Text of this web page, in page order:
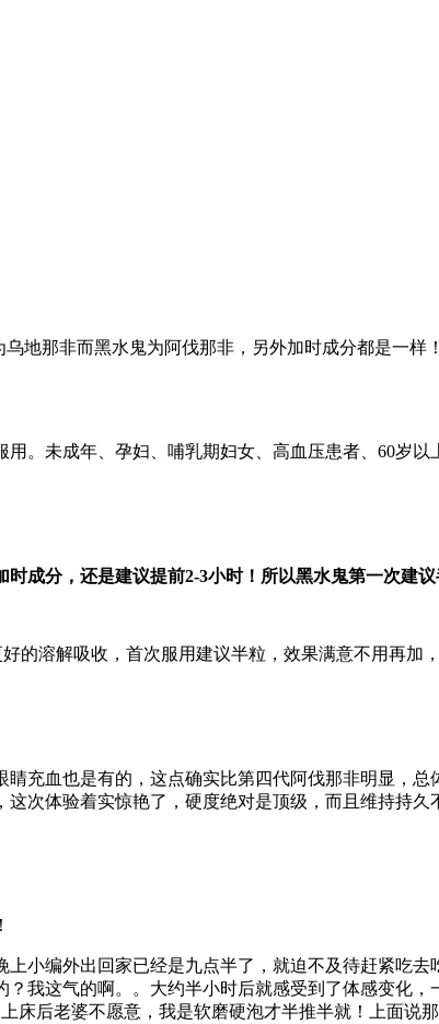
地那非而黑水鬼为阿伐那非，另外加时成分都是一样
。未成年、孕妇、哺乳期妇女、高血压患者、60岁
成分，还是建议提前2-3小时！所以黑水鬼第一次建议
溶解吸收，首次服用建议半粒，效果满意不用再加
充血也是有的，这点确实比第四代阿伐那非明显，总
次体验着实惊艳了，硬度绝对是顶级，而且维持持
小编外出回家已经是九点半了，就迫不及待赶紧吃
我这气的啊。。大约半小时后就感受到了体感变化
后老婆不愿意，我是软磨硬泡才半推半就！上面说